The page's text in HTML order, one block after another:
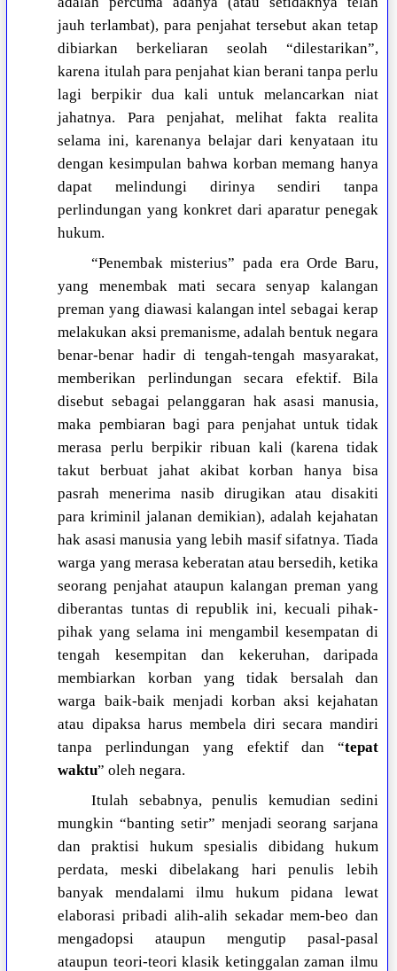
jauh terlambat), para penjahat tersebut akan tetap
dibiarkan berkeliaran seolah “dilestarikan”,
karena itulah para penjahat kian berani tanpa perlu
lagi berpikir dua kali untuk melancarkan niat
jahatnya. Para penjahat, melihat fakta realita
selama ini, karenanya belajar dari kenyataan itu
dengan kesimpulan bahwa korban memang hanya
dapat melindungi dirinya sendiri tanpa
perlindungan yang konkret dari aparatur penegak
hukum.
“Penembak misterius” pada era Orde Baru,
yang menembak mati secara senyap kalangan
preman yang diawasi kalangan intel sebagai kerap
melakukan aksi premanisme, adalah bentuk negara
benar-benar hadir di tengah-tengah masyarakat,
memberikan perlindungan secara efektif. Bila
disebut sebagai pelanggaran hak asasi manusia,
maka pembiaran bagi para penjahat untuk tidak
merasa perlu berpikir ribuan kali (karena tidak
takut berbuat jahat akibat korban hanya bisa
pasrah menerima nasib dirugikan atau disakiti
para kriminil jalanan demikian), adalah kejahatan
hak asasi manusia yang lebih masif sifatnya. Tiada
warga yang merasa keberatan atau bersedih, ketika
seorang penjahat ataupun kalangan preman yang
diberantas tuntas di republik ini, kecuali pihak-
pihak yang selama ini mengambil kesempatan di
tengah kesempitan dan kekeruhan, daripada
membiarkan korban yang tidak bersalah dan
warga baik-baik menjadi korban aksi kejahatan
atau dipaksa harus membela diri secara mandiri
tanpa perlindungan yang efektif dan “tepat
waktu” oleh negara.
Itulah sebabnya, penulis kemudian sedini
mungkin “banting setir” menjadi seorang sarjana
dan praktisi hukum spesialis dibidang hukum
perdata, meski dibelakang hari penulis lebih
banyak mendalami ilmu hukum pidana lewat
elaborasi pribadi alih-alih sekadar mem-beo dan
mengadopsi ataupun mengutip pasal-pasal
ataupun teori-teori klasik ketinggalan zaman ilmu